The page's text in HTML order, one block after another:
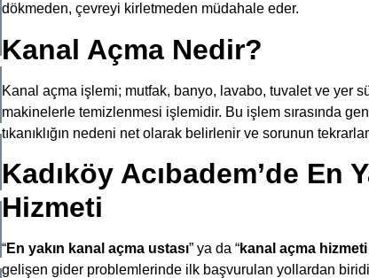
dökmeden, çevreyi kirletmeden müdahale eder.
Kanal Açma Nedir?
Kanal açma işlemi; mutfak, banyo, lavabo, tuvalet ve yer
makinelerle temizlenmesi işlemidir. Bu işlem sırasında
tıkanıklığın nedeni net olarak belirlenir ve sorunun
Kadıköy Acıbadem’de En
Hizmeti
“En yakın kanal açma ustası” ya da “kanal açma hizmeti
gelişen gider problemlerinde ilk başvurulan yollardan